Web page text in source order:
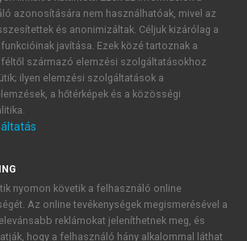
hozzáférés
azonosítására nem használhatóak, mivel az
és anonimizáltak. Céljuk kizárólag a
javítása. Ezek közé tartoznak a
féltől származó elemzési szolgáltatásokhoz
ilyen elemzési szolgáltatások a
a hőtérképek és a közösségi
nyomon követik a felhasználó online
Az online tevékenységek megismerésével a
reklámokat jeleníthetnek meg, és
hogy a felhasználó hány alkalommal láthat